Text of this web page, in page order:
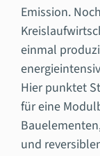
Emission.
einmal
Hier punktet
für eine
und